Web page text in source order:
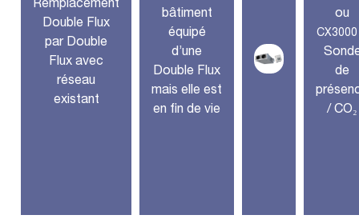
Remplacement
Double Flux
par Double
Flux avec
réseau
existant
bâtiment
équipé
d’une
Double Flux
mais elle est
en fin de vie
ou
CX3000
de
/ CO₂